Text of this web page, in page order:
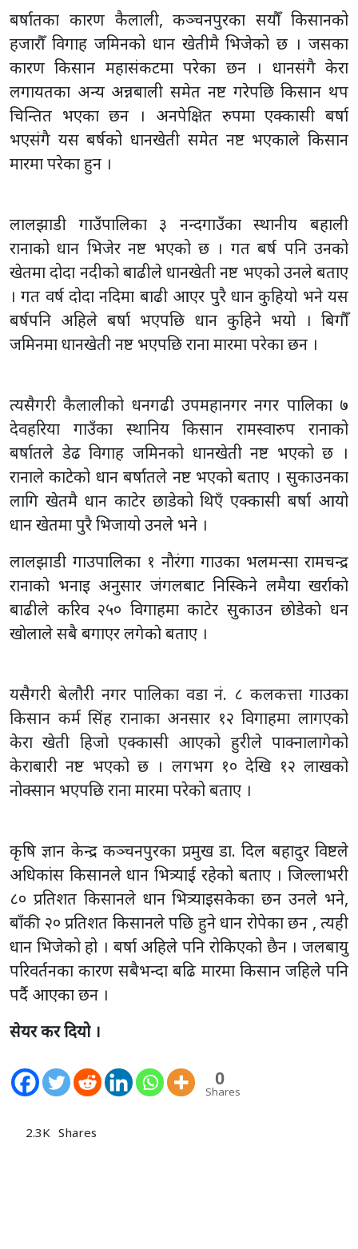
बर्षातका कारण कैलाली, कञ्चनपुरका सयौँ किसानको
हजारौँ विगाह जमिनको धान खेतीमै भिजेको छ । जसका
कारण किसान महासंकटमा परेका छन । धानसंगै केरा
लगायतका अन्य अन्नबाली समेत नष्ट गरेपछि किसान थप
चिन्तित भएका छन । अनपेक्षित रुपमा एक्कासी बर्षा
भएसंगै यस बर्षको धानखेती समेत नष्ट भएकाले किसान
मारमा परेका हुन ।
लालझाडी गाउँपालिका ३ नन्दगाउँका स्थानीय बहाली
रानाको धान भिजेर नष्ट भएको छ । गत बर्ष पनि उनको
खेतमा दोदा नदीको बाढीले धानखेती नष्ट भएको उनले बताए
। गत वर्ष दोदा नदिमा बाढी आएर पुरै धान कुहियो भने यस
बर्षपनि अहिले बर्षा भएपछि धान कुहिने भयो । बिगौँ
जमिनमा धानखेती नष्ट भएपछि राना मारमा परेका छन ।
त्यसैगरी कैलालीको धनगढी उपमहानगर नगर पालिका ७
देवहरिया गाउँका स्थानिय किसान रामस्वारुप रानाको
बर्षातले डेढ विगाह जमिनको धानखेती नष्ट भएको छ ।
रानाले काटेको धान बर्षातले नष्ट भएको बताए । सुकाउनका
लागि खेतमै धान काटेर छाडेको थिएँ एक्कासी बर्षा आयो
धान खेतमा पुरै भिजायो उनले भने ।
लालझाडी गाउपालिका १ नाैरंगा गाउका भलमन्सा रामचन्द्र
रानाकाे भनाइ अनुसार जंगलबाट निस्किने लमैया खर्राकाे
बाढीले करिव २५० विगाहमा काटेर सुकाउन छाेडेकाे धन
खाेलाले सबै बगाएर लगेकाे बताए ।
यसैगरी बेलौरी नगर पालिका वडा नं. ८ कलकत्ता गाउका
किसान कर्म सिंह रानाका अनसार १२ विगाहमा लागएको
केरा खेती हिजो एक्कासी आएको हुरीले पाक्नालागेको
केराबारी नष्ट भएको छ । लगभग १० देखि १२ लाखको
नोक्सान भएपछि राना मारमा परेको बताए ।
कृषि ज्ञान केन्द्र कञ्चनपुरका प्रमुख डा. दिल बहादुर विष्टले
अधिकांस किसानले धान भित्र्याई रहेको बताए । जिल्लाभरी
८० प्रतिशत किसानले धान भित्र्याइसकेका छन उनले भने,
बाँकी २० प्रतिशत किसानले पछि हुने धान रोपेका छन , त्यही
धान भिजेको हो । बर्षा अहिले पनि रोकिएको छैन । जलबायु
परिवर्तनका कारण सबैभन्दा बढि मारमा किसान जहिले पनि
पर्दै आएका छन ।
सेयर कर दियो ।
0
Shares
2.3K Shares